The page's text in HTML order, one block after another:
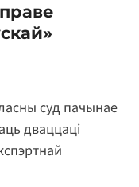
суд пачынае
дваццаці